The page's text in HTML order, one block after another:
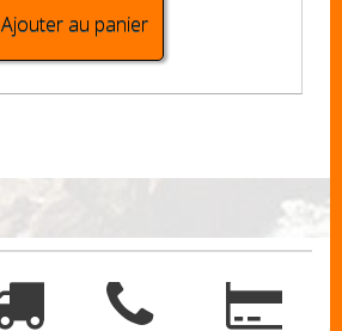
Ajouter au panier